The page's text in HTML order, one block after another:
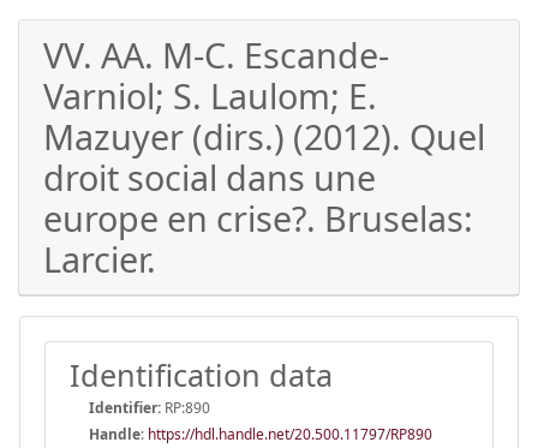
VV. AA. M-C. Escande-
Varniol; S. Laulom; E.
Mazuyer (dirs.) (2012). Quel
droit social dans une
europe en crise?. Bruselas:
Larcier.
Identification data
Identifier: RP:890
Handle: https://hdl.handle.net/20.500.11797/RP890